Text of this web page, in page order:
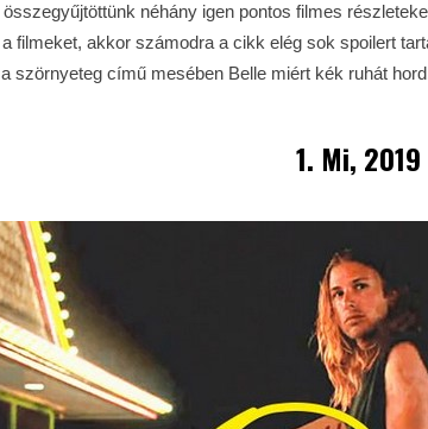
néhány igen pontos filmes
filmeket, akkor számodra a cikk elég sok spoilert
szörnyeteg című mesében Belle miért kék ruhát
1. Mi, 2019